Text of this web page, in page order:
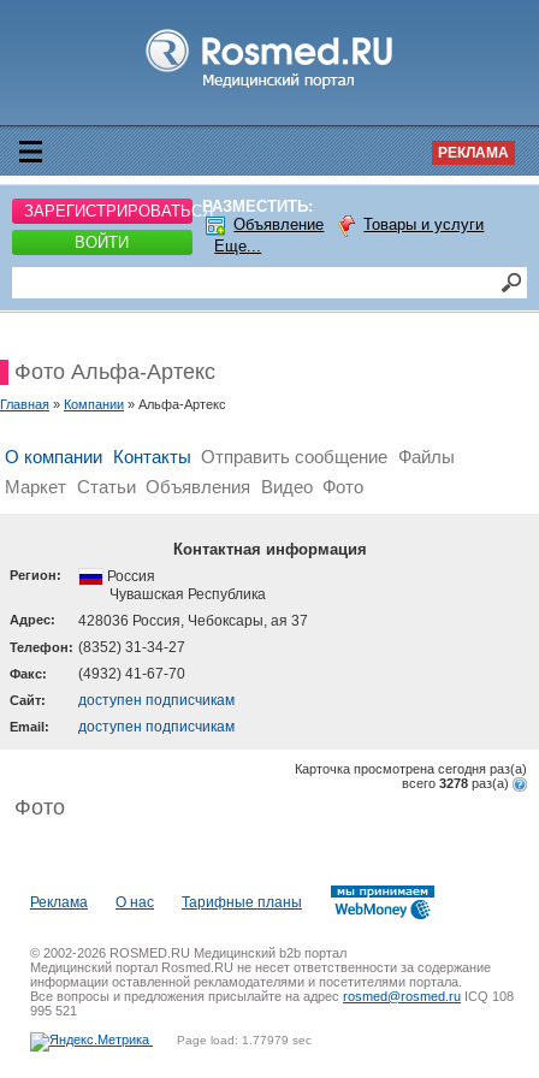
РЕКЛАМА
ЗАРЕГИСТРИРОВАТЬСЯ
ВОЙТИ
РАЗМЕСТИТЬ:
Объявление
Товары и услуги
Еще...
Фото Альфа-Артекс
Главная » Компании » Альфа-Артекс
О компании Контакты Отправить сообщение Файлы
Маркет Статьи Объявления Видео Фото
Контактная информация
Регион:
Россия
Чувашская Республика
Адрес: 428036 Россия, Чебоксары, ая 37
Телефон: (8352) 31-34-27
Факс: (4932) 41-67-70
Cайт: доступен подписчикам
Email: доступен подписчикам
Карточка просмотрена сегодня раз(a)
всего 3278 раз(a)
Фото
Реклама О нас Тарифные планы
© 2002-2026 ROSMED.RU Медицинский b2b портал
Медицинский портал Rosmed.RU не несет ответственности за содержание
информации оставленной рекламодателями и посетителями портала.
Все вопросы и предложения присылайте на адрес rosmed@rosmed.ru ICQ 108
995 521
Page load: 1.77979 sec